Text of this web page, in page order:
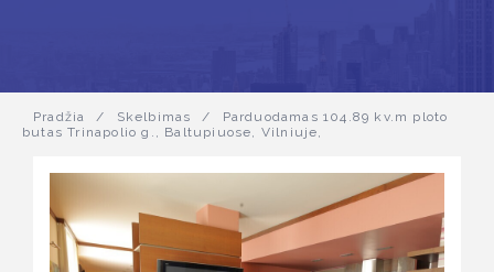
Pradžia / Skelbimas /
Parduodamas 104.89 kv.m ploto
butas Trinapolio g., Baltupiuose, Vilniuje,